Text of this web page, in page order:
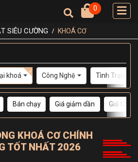
0
SIÊU CƯỜNG KHOÁ CƠ
khoá Công Nghệ Tình Trạng
Bán chạy Giá giảm dần Giá tăng
KHOÁ CƠCHÍNH
TỐT NHẤT 2026